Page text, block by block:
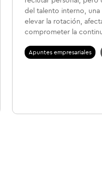
del talento interno,
elevar la rotación,
comprometer la
Apuntes empresariales